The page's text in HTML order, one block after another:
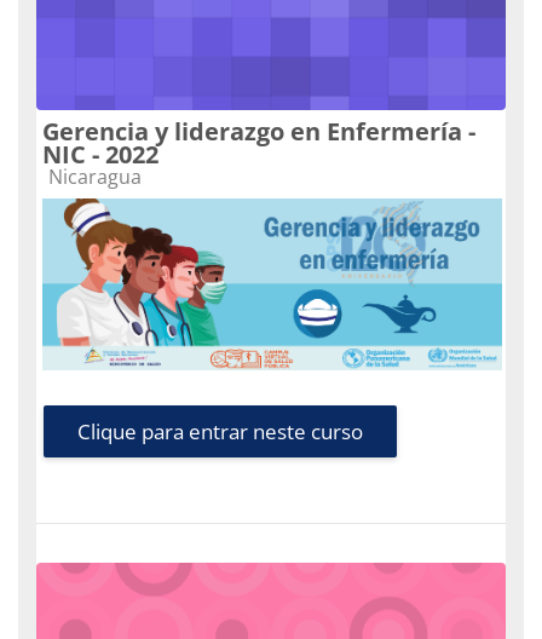
Gerencia y liderazgo en Enfermería -
NIC - 2022
Categoria do curso
Nicaragua
Clique para entrar neste curso